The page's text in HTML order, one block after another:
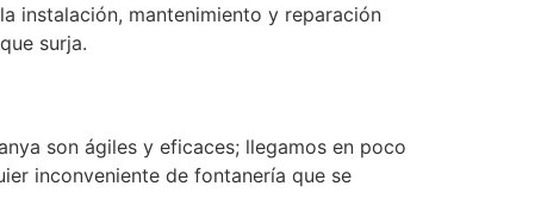
instalación, mantenimiento y reparación
surja.
son ágiles y eficaces; llegamos en poco
inconveniente de fontanería que se